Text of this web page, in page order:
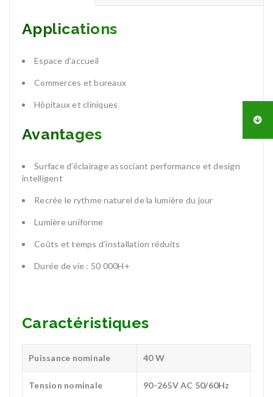
Applications
Espace d’accueil
Commerces et bureaux
Hôpitaux et cliniques
Avantages
Surface d’éclairage associant performance et design
intelligent
Recrée le rythme naturel de la lumière du jour
Lumière uniforme
Coûts et temps d’installation réduits
Durée de vie : 50 000H+
Caractéristiques
Puissance nominale 40 W
Tension nominale 90-265V AC 50/60Hz